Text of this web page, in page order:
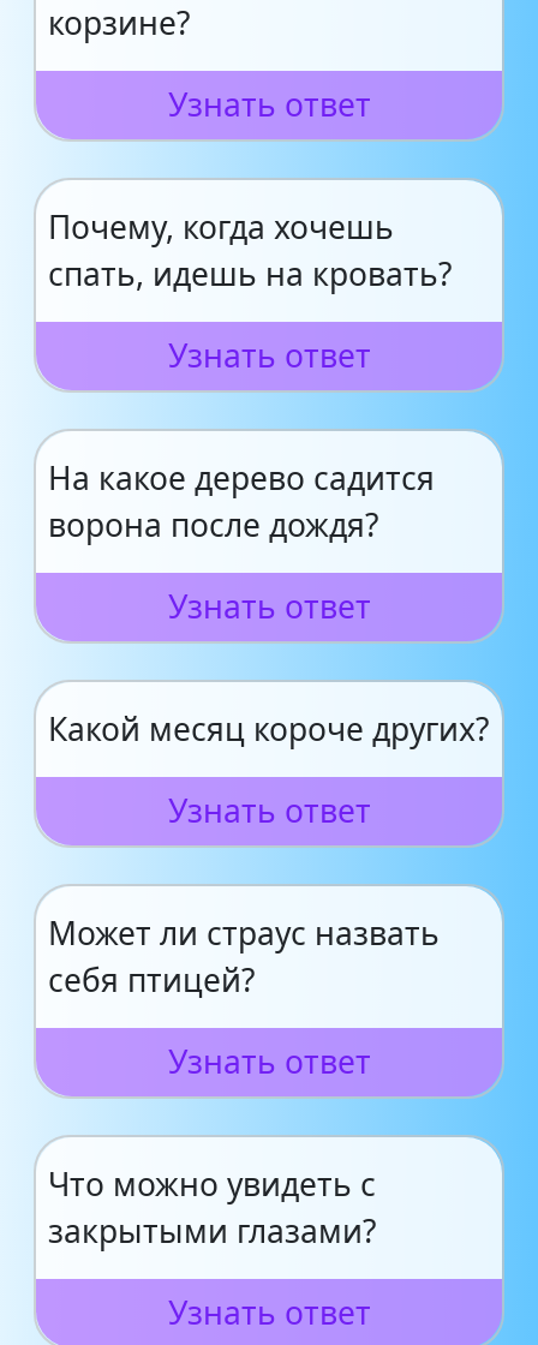
корзине?
Узнать ответ
Почему, когда хочешь
спать, идешь на кровать?
Узнать ответ
На какое дерево садится
ворона после дождя?
Узнать ответ
Какой месяц короче других?
Узнать ответ
Может ли страус назвать
себя птицей?
Узнать ответ
Что можно увидеть с
закрытыми глазами?
Узнать ответ